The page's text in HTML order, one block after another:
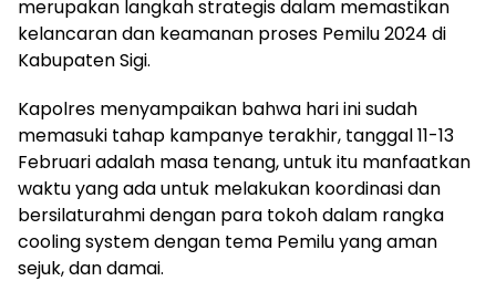
merupakan langkah strategis dalam memastikan
kelancaran dan keamanan proses Pemilu 2024 di
Kabupaten Sigi.
Kapolres menyampaikan bahwa hari ini sudah
memasuki tahap kampanye terakhir, tanggal 11-13
Februari adalah masa tenang, untuk itu manfaatkan
waktu yang ada untuk melakukan koordinasi dan
bersilaturahmi dengan para tokoh dalam rangka
cooling system dengan tema Pemilu yang aman
sejuk, dan damai.